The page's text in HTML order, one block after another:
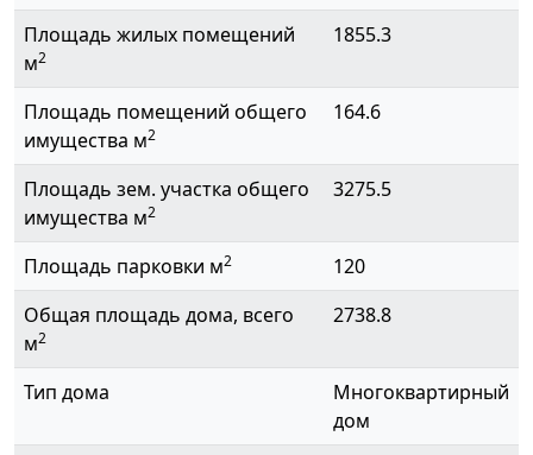
Площадь жилых помещений
м2
1855.3
Площадь помещений общего
имущества м2
164.6
Площадь зем. участка общего
имущества м2
3275.5
Площадь парковки м2
120
Общая площадь дома, всего
м2
2738.8
Тип дома
Многоквартирный
дом